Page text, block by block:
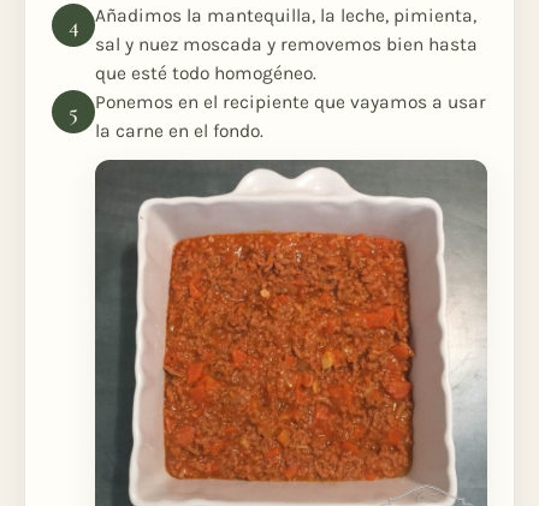
Añadimos la mantequilla, la leche, pimienta,
sal y nuez moscada y removemos bien hasta
que esté todo homogéneo.
Ponemos en el recipiente que vayamos a usar
la carne en el fondo.